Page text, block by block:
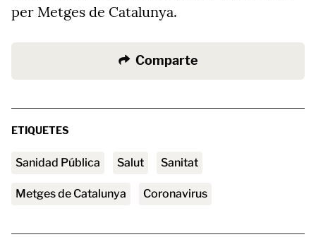
per Metges de Catalunya.
Comparte
ETIQUETES
Sanidad Pública Salut sanitat
Metges de Catalunya Coronavirus